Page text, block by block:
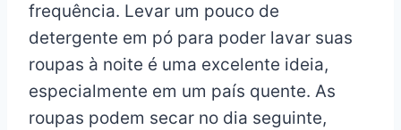
frequência. Levar um pouco de
detergente em pó para poder lavar suas
roupas à noite é uma excelente ideia,
especialmente em um país quente. As
roupas podem secar no dia seguinte,